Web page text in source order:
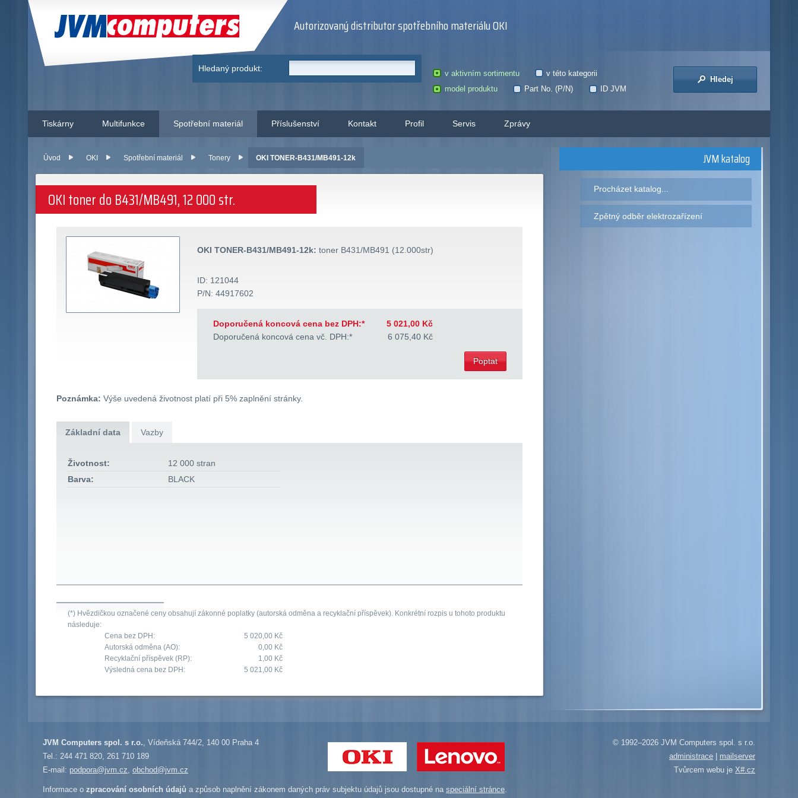
JVM Computers Autorizovaný distributor spotřebního materiálu OKI
Hledaný produkt:
v aktivním sortimentu
v této kategorii
model produktu
Part No. (P/N) ID JVM
Hledej
Tiskárny Multifunkce Spotřební materiál Příslušenství Kontakt Profil Servis Zprávy
Úvod OKI Spotřební materiál Tonery OKI TONER-B431/MB491-12k
OKI toner do B431/MB491, 12 000 str.
OKI TONER-B431/MB491-12k: toner B431/MB491 (12.000str)
ID: 121044
P/N: 44917602
Doporučená koncová cena bez DPH:*
5 021,00 Kč
Doporučená koncová cena vč. DPH:*
6 075,40 Kč
Poptat
Poznámka: Výše uvedená životnost platí při 5% zaplnění stránky.
Základní data Vazby
Životnost:
12 000 stran
Barva:
BLACK
(*) Hvězdičkou označené ceny obsahují zákonné poplatky (autorská odměna a recyklační příspěvek). Konkrétní rozpis u tohoto produktu
následuje:
Cena bez DPH:
5 020,00 Kč
Autorská odměna (AO):
0,00 Kč
Recyklační příspěvek (RP):
1,00 Kč
Výsledná cena bez DPH:
5 021,00 Kč
JVM katalog
Procházet katalog...
Zpětný odběr elektrozařízení
JVM Computers spol. s r.o., Vídeňská 744/2, 140 00 Praha 4
Tel.: 244 471 820, 261 710 189
E-mail: podpora@jvm.cz, obchod@jvm.cz
© 1992–2026 JVM Computers spol. s r.o.
administrace
mailserver
Tvůrcem webu je X#.cz
Informace o zpracování osobních údajů a způsob naplnění zákonem daných práv subjektu údajů jsou dostupné na speciální stránce.